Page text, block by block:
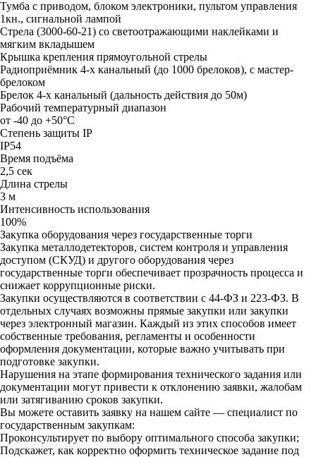
Тумба с приводом, блоком электроники, пультом управления
1кн., сигнальной лампой
Стрела (3000-60-21) со светоотражающими наклейками и
мягким вкладышем
Крышка крепления прямоугольной стрелы
Радиоприёмник 4-х канальный (до 1000 брелоков), с мастер-
брелоком
Брелок 4-х канальный (дальность действия до 50м)
Рабочий температурный диапазон
от -40 до +50°C
Степень защиты IP
IP54
Время подъёма
2,5 сек
Длина стрелы
3 м
Интенсивность использования
100%
Закупка оборудования через государственные торги
Закупка металлодетекторов, систем контроля и управления
доступом (СКУД) и другого оборудования через
государственные торги обеспечивает прозрачность процесса и
снижает коррупционные риски.
Закупки осуществляются в соответствии с 44-ФЗ и 223-ФЗ. В
отдельных случаях возможны прямые закупки или закупки
через электронный магазин. Каждый из этих способов имеет
собственные требования, регламенты и особенности
оформления документации, которые важно учитывать при
подготовке закупки.
Нарушения на этапе формирования технического задания или
документации могут привести к отклонению заявки, жалобам
или затягиванию сроков закупки.
Вы можете оставить заявку на нашем сайте — специалист по
государственным закупкам:
Проконсультирует по выбору оптимального способа закупки;
Подскажет, как корректно оформить техническое задание под